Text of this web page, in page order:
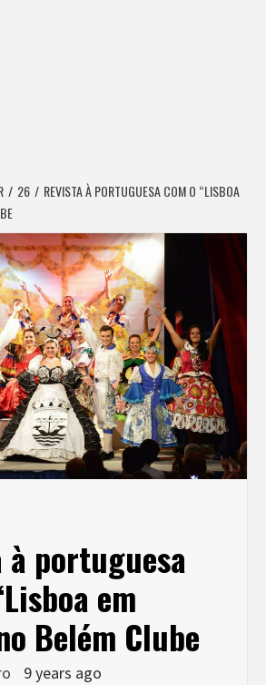
26
REVISTA À PORTUGUESA COM O “LISBOA
à portuguesa
em
Belém Clube
9 years ago